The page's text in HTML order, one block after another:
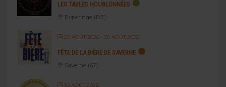
LES TABLES HOUBLONNÉES
Poperinge (BE)
27 AOÛT 2026- 30 AOÛT 2026
FÊTE DE LA BIÈRE DE SAVERNE
Saverne (67)
30 AOÛT 2026